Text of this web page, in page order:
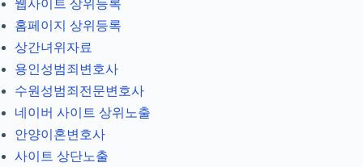
웹사이트 상위등록
홈페이지 상위등록
상간녀위자료
용인성범죄변호사
수원성범죄전문변호사
네이버 사이트 상위노출
안양이혼변호사
사이트 상단노출